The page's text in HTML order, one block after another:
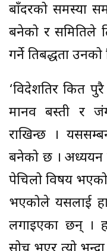
बाँदरको समस्या
बनेको र समितिले
गर्ने प्रतिबद्धता
‘विदेशतिर कित
मानव बस्ती र
राखिन्छ ।
बनेको छ । अध्ययन
पेचिलो विषय
भएकोले यसलाई
लगाइएका छन् ।